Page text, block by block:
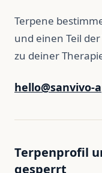
Terpene
und einen Teil
zu deiner
hello@sanvivo-
Terpenprofil
gesperrt